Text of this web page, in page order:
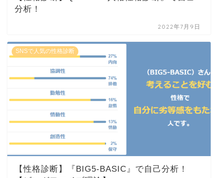
分析！
2022年7月9日
SNSで人気の性格診断
【性格診断】『BIG5-BASIC』で自己分析！